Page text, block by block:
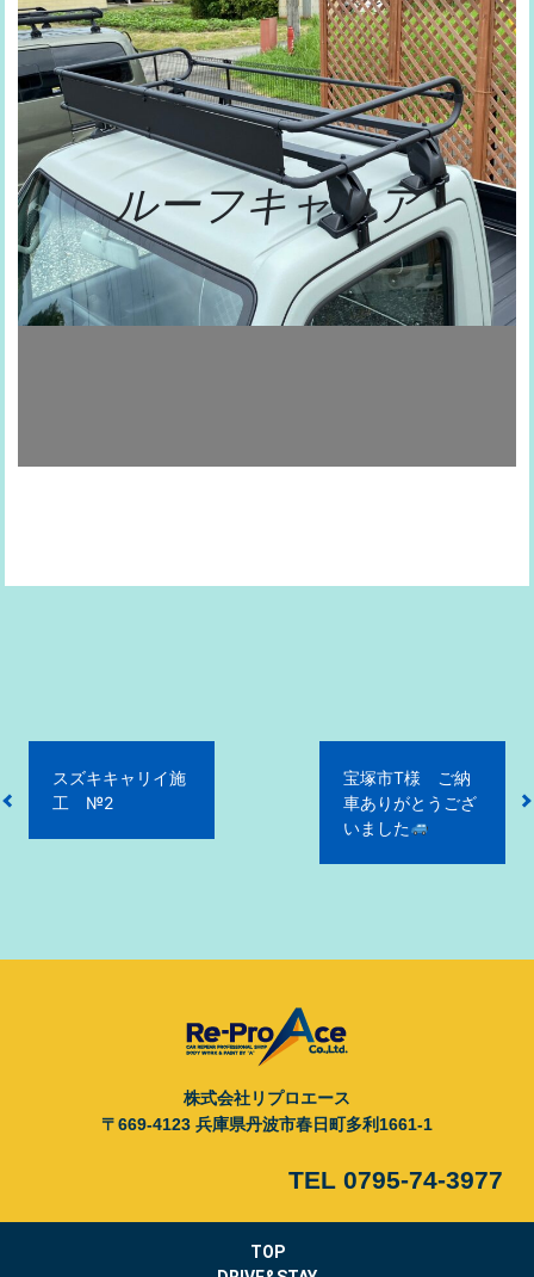
ルーフキャリア
ナ
ョ
スズキキャリイ施
工 №2
宝塚市T様 ご納
車ありがとうござ
いました
株式会社リプロエース
〒669-4123 兵庫県丹波市春日町多利1661-1
TEL 0795-74-3977
TOP